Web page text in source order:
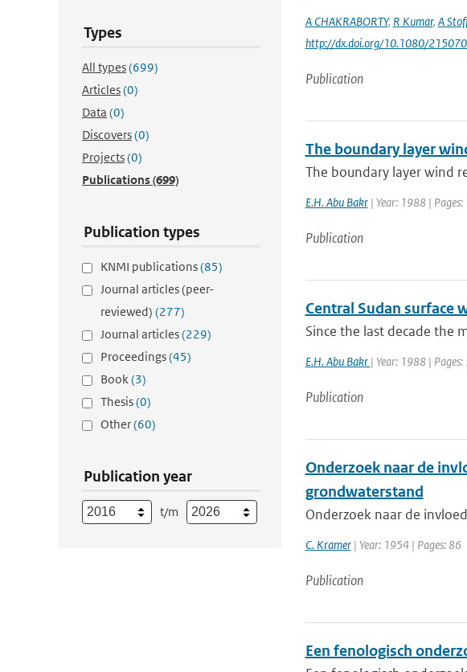
Types
All types(699)
Articles(0)
Data (0)
Discovers(0)
Projects(0)
Publications(699)
Publication types
KNMI publications(85)
Journal articles (peer-
reviewed) (277)
Journal articles(229)
Proceedings(45)
Book(3)
Thesis(0)
Other(60)
Publication year
t/m
A CHAKRABORTY, R Kumar, A
http://dx.doi.org/10.1080/
Publication
The boundary layer
The boundary layer wind
E.H. Abu Bakr| Year: 1988 | Pages:
Publication
Central Sudan surface
Since the last decade the
E.H. Abu Bakr | Year: 1988 | Pages:
Publication
Onderzoek naar de
grondwaterstand
Onderzoek naar de
C. Kramer| Year: 1954 | Pages: 86
Publication
Een fenologisch